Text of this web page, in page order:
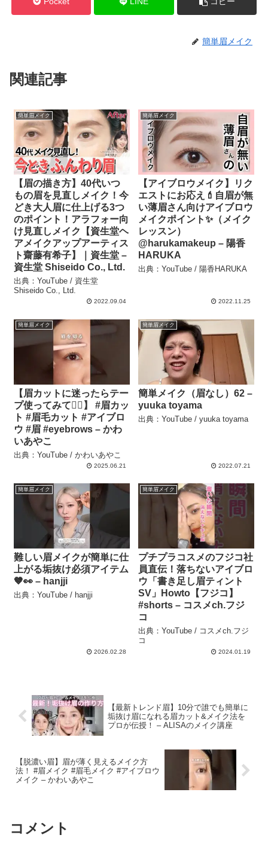
簡単眉メイク
関連記事
簡単眉メイク
【眉の描き方】40代いつ
もの眉を見直しメイク！今
どき大人眉に仕上げる3つ
のポイント！アラフォー向
け見直しメイク【資生堂ヘ
アメイクアップアーティス
ト齋藤有希子】｜資生堂 –
資生堂 Shiseido Co., Ltd.
出典：YouTube / 資生堂
Shiseido Co., Ltd.
2022.09.04
簡単眉メイク
【アイブロウメイク】リク
エストにお応え💄自眉が無
い薄眉さん向けアイブロウ
メイクポイント✨（メイク
レッスン）
@harukamakeup – 陽香
HARUKA
出典：YouTube / 陽香HARUKA
2022.11.25
簡単眉メイク
【眉カットに迷ったらテー
プ使ってみて🙋‍♀️】 #眉カッ
ト #眉毛カット #アイブロ
ウ #眉 #eyebrows – かわ
いあやこ
出典：YouTube / かわいあやこ
2025.06.21
簡単眉メイク
簡単メイク（眉なし）62 –
yuuka toyama
出典：YouTube / yuuka toyama
2022.07.21
簡単眉メイク
難しい眉メイクが簡単に仕
上がる垢抜け必須アイテム
🤎👀 – hanjji
出典：YouTube / hanjji
2026.02.28
簡単眉メイク
プチプラコスメのフジコ社
員直伝！落ちないアイブロ
ウ「書き足し眉ティント
SV」Howto【フジコ】
#shorts – コスメch.フジ
コ
出典：YouTube / コスメch.フジ
コ
2024.01.19
【最新トレンド眉】10分で誰でも簡単に
垢抜け眉になれる眉カット&メイク法を
プロが伝授！ – ALISAのメイク講座
【脱濃い眉】眉が薄く見えるメイク方
法！ #眉メイク #眉毛メイク #アイブロウ
メイク – かわいあやこ
コメント